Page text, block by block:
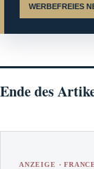
WERBEFREIES
Ende des
ANZEIGE ·